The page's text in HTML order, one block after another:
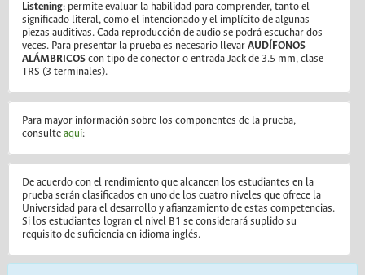
Listening: permite evaluar la habilidad para comprender, tanto el
significado literal, como el intencionado y el implícito de algunas
piezas auditivas. Cada reproducción de audio se podrá escuchar dos
veces. Para presentar la prueba es necesario llevar AUDÍFONOS
ALÁMBRICOScon tipo de conector o entrada Jack de 3.5 mm, clase
TRS (3 terminales).
Para mayor información sobre los componentes de la prueba,
consulte aquí:
De acuerdo con el rendimiento que alcancen los estudiantes en la
prueba serán clasificados en uno de los cuatro niveles que ofrece la
Universidad para el desarrollo y afianzamiento de estas competencias.
Si los estudiantes logran el nivel B1 se considerará suplido su
requisito de suficiencia en idioma inglés.